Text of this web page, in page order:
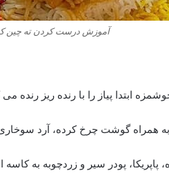
آموزش درست کردن ته چین
ابتدا پیاز را با رنده ریز رنده می
همراه گوشت چرخ کرده، آرد
پاپریکا، پودر سیر و زردچوبه به